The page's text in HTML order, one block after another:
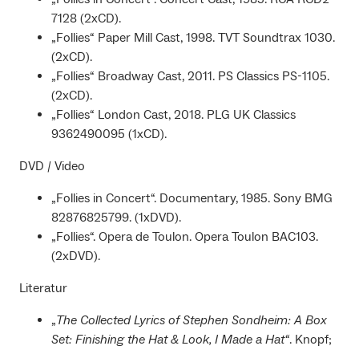
7128 (2xCD).
„Follies“ Paper Mill Cast, 1998. TVT Soundtrax 1030.
(2xCD).
„Follies“ Broadway Cast, 2011. PS Classics PS-1105.
(2xCD).
„Follies“ London Cast, 2018. PLG UK Classics
9362490095 (1xCD).
DVD / Video
„Follies in Concert“. Documentary, 1985. Sony BMG
82876825799. (1xDVD).
„Follies“. Opera de Toulon. Opera Toulon BAC103.
(2xDVD).
Literatur
„The Collected Lyrics of Stephen Sondheim: A Box
Set: Finishing the Hat & Look, I Made a Hat“. Knopf;